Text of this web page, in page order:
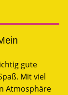
gute
Mit viel
Atmosphäre